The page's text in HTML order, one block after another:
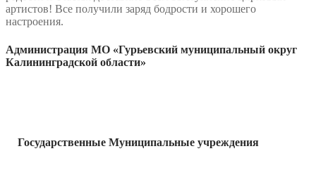
артистов! Все получили заряд бодрости и хорошего
настроения.
Администрация МО «Гурьевский муниципальный округ
Калининградской области»
Государственные Муниципальные учреждения